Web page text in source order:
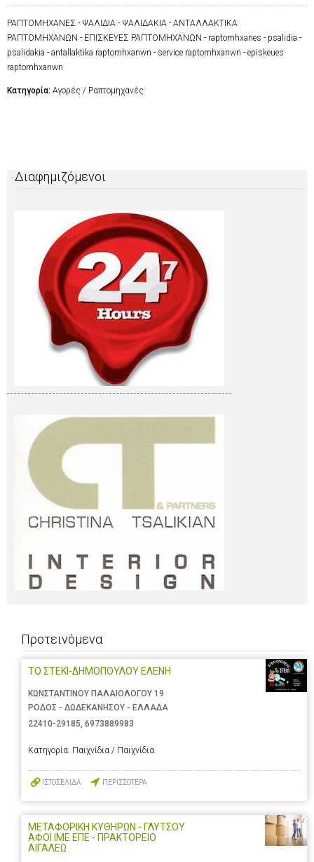
ΡΑΠΤΟΜΗΧΑΝΕΣ - ΨΑΛΙΔΙΑ - ΨΑΛΙΔΑΚΙΑ - ΑΝΤΑΛΛΑΚΤΙΚΑ
ΡΑΠΤΟΜΗΧΑΝΩΝ - ΕΠΙΣΚΕΥΕΣ ΡΑΠΤΟΜΗΧΑΝΩΝ - raptomhxanes - psalidia -
psalidakia - antallaktika raptomhxanwn - service raptomhxanwn - episkeues
raptomhxanwn
Κατηγορία: Αγορές / Ραπτομηχανές
Διαφημιζόμενοι
Προτεινόμενα
ΤΟ ΣΤΕΚΙ-ΔΗΜΟΠΟΥΛΟΥ ΕΛΕΝΗ
ΚΩΝΣΤΑΝΤΙΝΟΥ ΠΑΛΑΙΟΛΟΓΟΥ 19
ΡΟΔΟΣ - ΔΩΔΕΚΑΝΗΣΟΥ - ΕΛΛΑΔΑ
22410-29185, 6973889983
Κατηγορία: Παιχνίδια / Παιχνίδια
ΙΣΤΟΣΕΛΙΔΑ ΠΕΡΙΣΣΟΤΕΡΑ
ΜΕΤΑΦΟΡΙΚΗ ΚΥΘΗΡΩΝ - ΓΛΥΤΣΟΥ
ΑΦΟΙ ΙΜΕ ΕΠΕ - ΠΡΑΚΤΟΡΕΙΟ
ΑΙΓΑΛΕΩ